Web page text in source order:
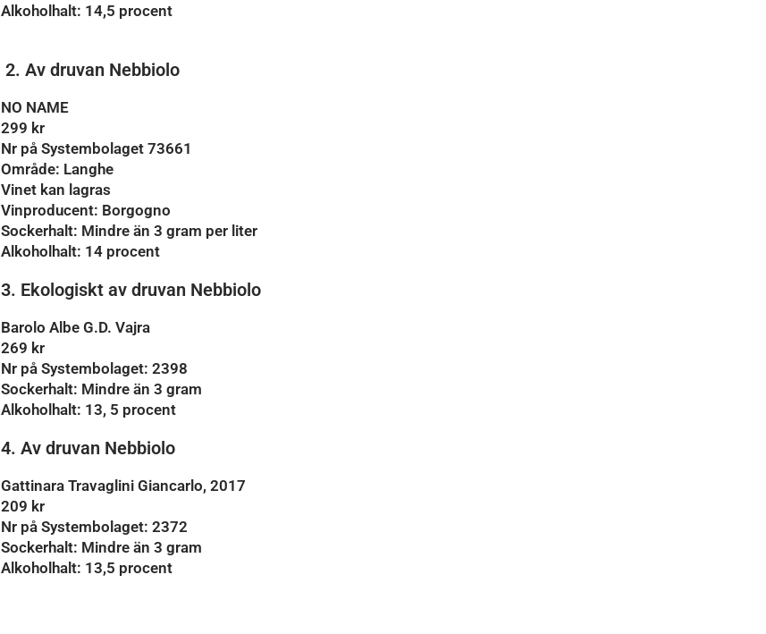
Alkoholhalt: 14,5 procent
2. Av druvan Nebbiolo
NO NAME
299 kr
Nr på Systembolaget 73661
Område: Langhe
Vinet kan lagras
Vinproducent: Borgogno
Sockerhalt: Mindre än 3 gram per liter
Alkoholhalt: 14 procent
3. Ekologiskt av druvan Nebbiolo
Barolo Albe G.D. Vajra
269 kr
Nr på Systembolaget: 2398
Sockerhalt: Mindre än 3 gram
Alkoholhalt: 13, 5 procent
4. Av druvan Nebbiolo
Gattinara Travaglini Giancarlo, 2017
209 kr
Nr på Systembolaget: 2372
Sockerhalt: Mindre än 3 gram
Alkoholhalt: 13,5 procent